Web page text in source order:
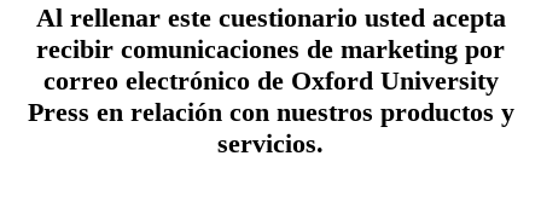
Al rellenar este cuestionario usted acepta
recibir comunicaciones de marketing por
correo electrónico de Oxford University
Press en relación con nuestros productos y
servicios.